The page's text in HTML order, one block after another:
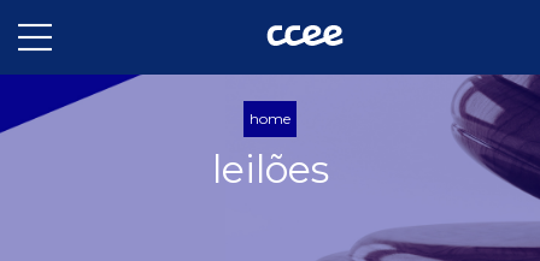
home
leilões